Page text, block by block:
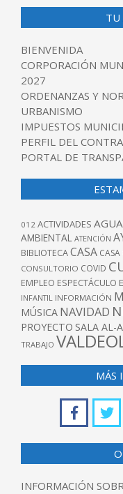
TU
BIENVENIDA
CORPORACIÓN
2027
ORDENANZAS Y
URBANISMO
IMPUESTOS
PERFIL DEL
PORTAL DE
012 ACTIVIDADES AGUA
AMBIENTAL ATENCIÓN
BIBLIOTECACASA
CONSULTORIO COVID
EMPLEO ESPECTÁCULO
INFANTIL INFORMACIÓN
MÚSICA NAVIDAD
PROYECTO SALA AL-
TRABAJO
MÁS
INFORMACIÓN